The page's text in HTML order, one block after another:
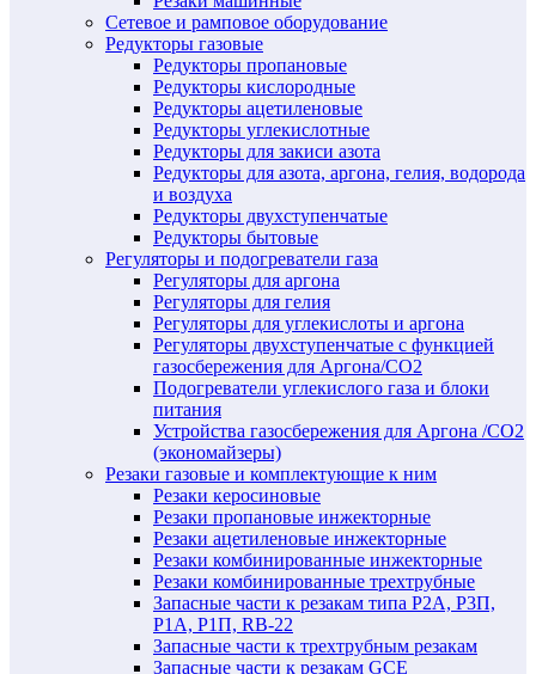
Сетевое и рамповое оборудование
Редукторы газовые
Редукторы пропановые
Редукторы кислородные
Редукторы ацетиленовые
Редукторы углекислотные
Редукторы для закиси азота
Редукторы для азота, аргона, гелия, водорода
и воздуха
Редукторы двухступенчатые
Редукторы бытовые
Регуляторы и подогреватели газа
Регуляторы для аргона
Регуляторы для гелия
Регуляторы для углекислоты и аргона
Регуляторы двухступенчатые c функцией
газосбережения для Аргона/СО2
Подогреватели углекислого газа и блоки
питания
Устройства газосбережения для Аргона /СО2
(экономайзеры)
Резаки газовые и комплектующие к ним
Резаки керосиновые
Резаки пропановые инжекторные
Резаки ацетиленовые инжекторные
Резаки комбинированные инжекторные
Резаки комбинированные трехтрубные
Запасные части к резакам типа Р2А, Р3П,
Р1А, Р1П, RB-22
Запасные части к трехтрубным резакам
Запасные части к резакам GCE